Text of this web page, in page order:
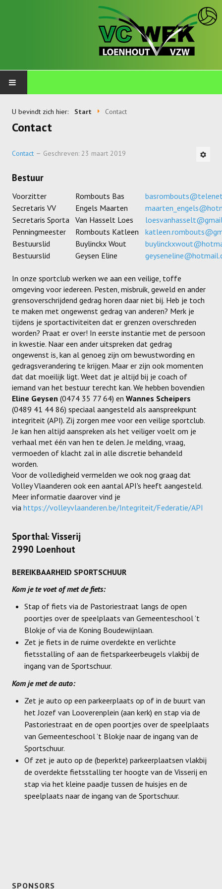
Talents
Wekkids
Jongens U11-C
Meisjes U11-D
Meisjes U11 E
Meisjes U13-B
Meisjes U13-C
Jongens U15
Meisjes U15-A
Meisjes U15-B
Jongens U17
Meisjes U17-A
Meisjes U17-B
Dames
Dames A
Dames B
Dames C
Dames D
Dames E
Dames F
Heren
Heren A
Heren B
Heren C
Dames Recrea B
Dames Recrea C
Heren Recrea A
Heren Recrea B
Heren Recrea C
U bevindt zich hier: Start Contact
Contact
Contact Geschreven: 23 maart 2019
Bestuur
Voorzitter Rombouts Bas
Secretaris VV
Engels Maarten
Secretaris Sporta Van Hasselt Loes
Penningmeester
Rombouts Katleen
Bestuurslid
Buylinckx Wout
Bestuurslid
Geysen Eline
In onze sportclub werken we aan een veilige, toffe
omgeving voor iedereen. Pesten, misbruik, geweld en ander
grensoverschrijdend gedrag horen daar niet bij. Heb je toch
te maken met ongewenst gedrag van anderen? Merk je
tijdens je sportactiviteiten dat er grenzen overschreden
worden? Praat er over! In eerste instantie met de persoon
in kwestie. Naar een ander uitspreken dat gedrag
ongewenst is, kan al genoeg zijn om bewustwording en
gedragsverandering te krijgen. Maar er zijn ook momenten
dat dat moeilijk ligt. Weet dat je altijd bij je coach of
iemand van het bestuur terecht kan. We hebben bovendien
Eline Geysen (0474 35 77 64) en Wannes Scheipers
(0489 41 44 86) speciaal aangesteld als aanspreekpunt
integriteit (API). Zij zorgen mee voor een veilige sportclub.
Je kan hen altijd aanspreken als het veiliger voelt om je
verhaal met één van hen te delen. Je melding, vraag,
vermoeden of klacht zal in alle discretie behandeld
worden.
Voor de volledigheid vermelden we ook nog graag dat
Volley Vlaanderen ook een aantal API's heeft aangesteld.
Meer informatie daarover vind je
via https://volleyvlaanderen.be/Integriteit/Federatie/API
Sporthal: Visserij
2990 Loenhout
BEREIKBAARHEID SPORTSCHUUR
Kom je te voet of met de fiets:
Stap of fiets via de Pastoriestraat langs de open
poortjes over de speelplaats van Gemeenteschool ’t
Blokje of via de Koning Boudewijnlaan.
Zet je fiets in de ruime overdekte en verlichte
fietsstalling of aan de fietsparkeerbeugels vlakbij de
ingang van de Sportschuur.
Kom je met de auto:
Zet je auto op een parkeerplaats op of in de buurt van
het Jozef van Looverenplein (aan kerk) en stap via de
Pastoriestraat en de open poortjes over de speelplaats
van Gemeenteschool ’t Blokje naar de ingang van de
Sportschuur.
Of zet je auto op de (beperkte) parkeerplaatsen vlakbij
de overdekte fietsstalling ter hoogte van de Visserij en
stap via het kleine paadje tussen de huisjes en de
speelplaats naar de ingang van de Sportschuur.
SPONSORS